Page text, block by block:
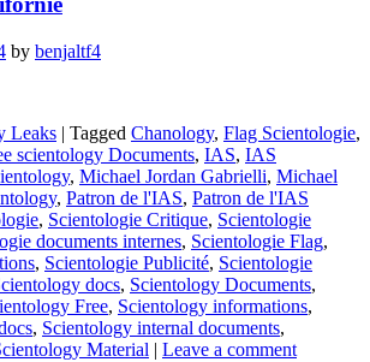
by benjaltf4
Leaks | Tagged Chanology, Flag Scientologie,
scientology Documents, IAS, IAS
, Michael Jordan Gabrielli, Michael
, Patron de l'IAS, Patron de l'IAS
, Scientologie Critique, Scientologie
documents internes, Scientologie Flag,
, Scientologie Publicité, Scientologie
docs, Scientology Documents,
Free, Scientology informations,
, Scientology internal documents,
Material | Leave a comment